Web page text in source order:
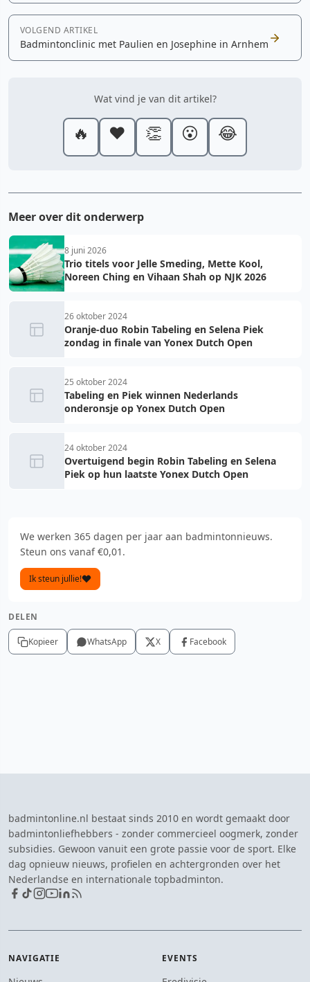
VOLGEND ARTIKEL
Badmintonclinic met Paulien en Josephine in Arnhem
Wat vind je van dit artikel?
🔥 ❤️ 👏 😮 😂
Meer over dit onderwerp
8 juni 2026
Trio titels voor Jelle Smeding, Mette Kool,
Noreen Ching en Vihaan Shah op NJK 2026
26 oktober 2024
Oranje-duo Robin Tabeling en Selena Piek
zondag in finale van Yonex Dutch Open
25 oktober 2024
Tabeling en Piek winnen Nederlands
onderonsje op Yonex Dutch Open
24 oktober 2024
Overtuigend begin Robin Tabeling en Selena
Piek op hun laatste Yonex Dutch Open
We werken 365 dagen per jaar aan badmintonnieuws.
Steun ons vanaf €0,01.
Ik steun jullie!
DELEN
Kopieer WhatsApp X Facebook
badmintonline.nl bestaat sinds 2010 en wordt gemaakt door
badmintonliefhebbers - zonder commercieel oogmerk, zonder
subsidies. Gewoon vanuit een grote passie voor de sport. Elke
dag opnieuw nieuws, profielen en achtergronden over het
Nederlandse en internationale topbadminton.
NAVIGATIE EVENTS